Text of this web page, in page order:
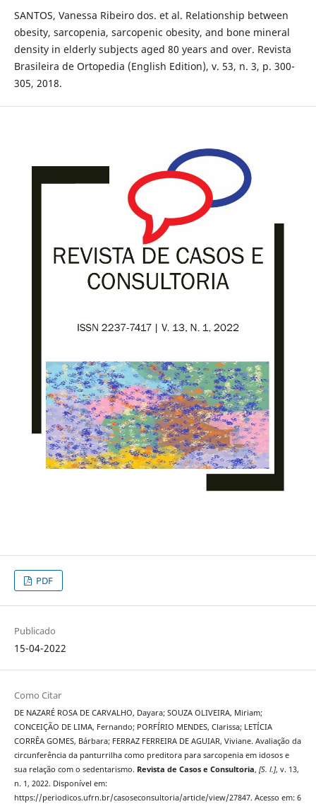
SANTOS, Vanessa Ribeiro dos. et al. Relationship between
obesity, sarcopenia, sarcopenic obesity, and bone mineral
density in elderly subjects aged 80 years and over. Revista
Brasileira de Ortopedia (English Edition), v. 53, n. 3, p. 300-
305, 2018.
PDF
Publicado
15-04-2022
Como Citar
DE NAZARÉ ROSA DE CARVALHO, Dayara; SOUZA OLIVEIRA, Miriam;
CONCEIÇÃO DE LIMA, Fernando; PORFÍRIO MENDES, Clarissa; LETÍCIA
CORRÊA GOMES, Bárbara; FERRAZ FERREIRA DE AGUIAR, Viviane. Avaliação da
circunferência da panturrilha como preditora para sarcopenia em idosos e
sua relação com o sedentarismo. Revista de Casos e Consultoria, [S. l.], v. 13,
n. 1, 2022. Disponível em:
https://periodicos.ufrn.br/casoseconsultoria/article/view/27847. Acesso em: 6